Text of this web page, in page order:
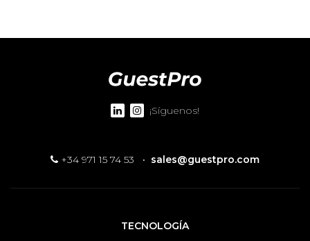
¡Síguenos!
+34 971 15 74 53 · sales@guestpro.com
TECNOLOGÍA